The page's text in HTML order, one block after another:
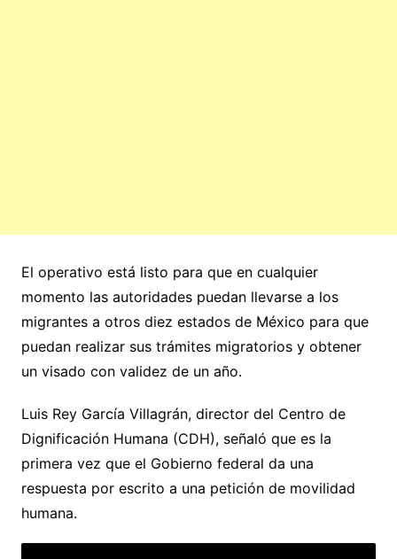
El operativo está listo para que en cualquier
momento las autoridades puedan llevarse a los
migrantes a otros diez estados de México para que
puedan realizar sus trámites migratorios y obtener
un visado con validez de un año.
Luis Rey García Villagrán, director del Centro de
Dignificación Humana (CDH), señaló que es la
primera vez que el Gobierno federal da una
respuesta por escrito a una petición de movilidad
humana.